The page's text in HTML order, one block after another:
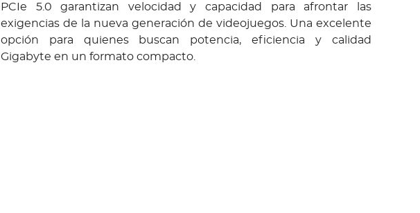
PCIe 5.0 garantizan velocidad y capacidad para afrontar las
exigencias de la nueva generación de videojuegos. Una excelente
opción para quienes buscan potencia, eficiencia y calidad
Gigabyte en un formato compacto.